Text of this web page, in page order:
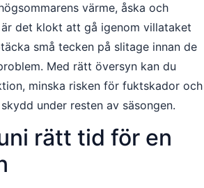
värme, åska och
det klokt att gå igenom villataket
små tecken på slitage innan de
Med rätt översyn kan du
minska risken för fuktskador och
under resten av säsongen.
rätt tid för en